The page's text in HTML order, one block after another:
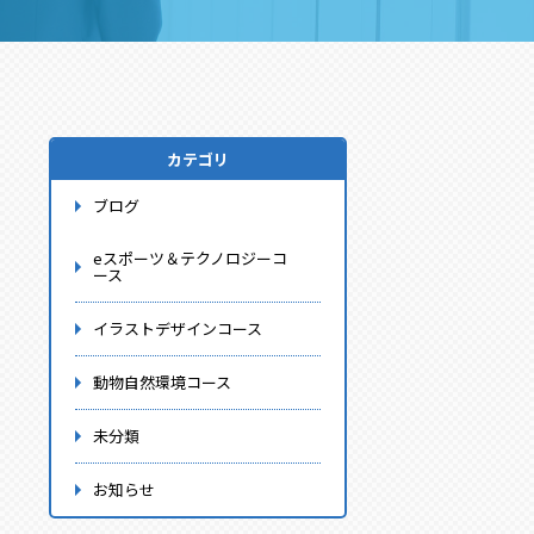
カテゴリ
ブログ
eスポーツ＆テクノロジーコ
ース
イラストデザインコース
動物自然環境コース
未分類
お知らせ